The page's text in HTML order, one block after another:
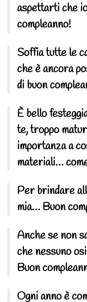
aspettarti che
compleanno!
Soffia tutte le
che è ancora
di buon
È bello
te, troppo
importanza a
materiali…
Per brindare
mia… Buon
Anche se non
che nessuno
Buon
Ogni anno è